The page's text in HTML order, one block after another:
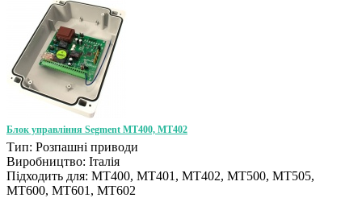
Блок управління Segment MT400, MT402
Тип: Розпашні приводи
Виробництво: Італія
Підходить для: MT400, MT401, MT402, MT500, MT505,
MT600, MT601, MT602